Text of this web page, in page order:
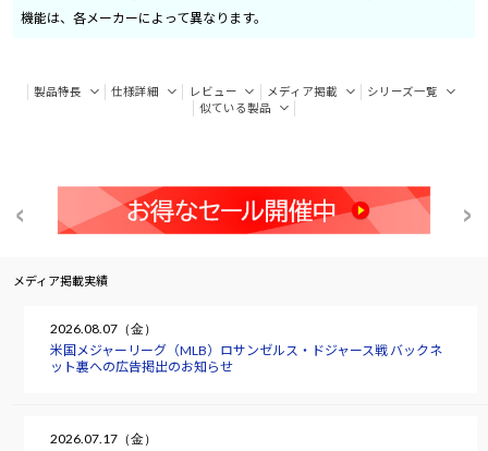
機能は、各メーカーによって異なります。
製品特長 仕様詳細 レビュー メディア掲載
シリーズ一覧
似ている製品
メディア掲載実績
2026.08.07（金）
米国メジャーリーグ（MLB）ロサンゼルス・ドジャース戦 バックネ
ット裏への広告掲出のお知らせ
2026.07.17（金）